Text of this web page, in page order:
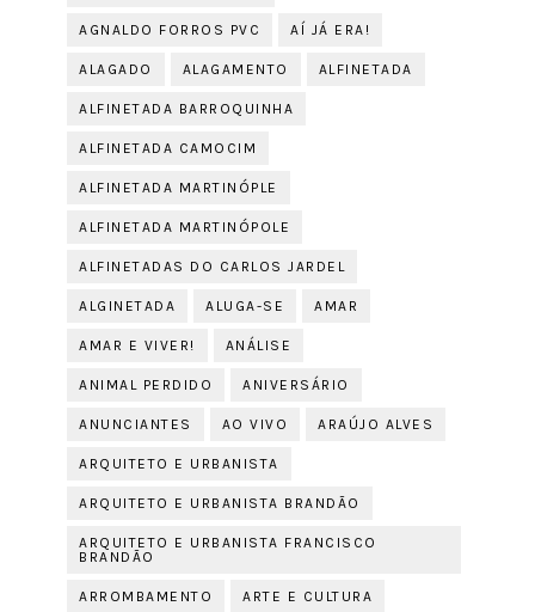
AGNALDO FORROS PVC AÍ JÁ ERA!
ALAGADO ALAGAMENTO ALFINETADA
ALFINETADA BARROQUINHA
ALFINETADA CAMOCIM
ALFINETADA MARTINÓPLE
ALFINETADA MARTINÓPOLE
ALFINETADAS DO CARLOS JARDEL
ALGINETADA ALUGA-SE AMAR
AMAR E VIVER! ANÁLISE
ANIMAL PERDIDO ANIVERSÁRIO
ANUNCIANTES AO VIVO ARAÚJO ALVES
ARQUITETO E URBANISTA
ARQUITETO E URBANISTA BRANDÃO
ARQUITETO E URBANISTA FRANCISCO
BRANDÃO
ARROMBAMENTO ARTE E CULTURA